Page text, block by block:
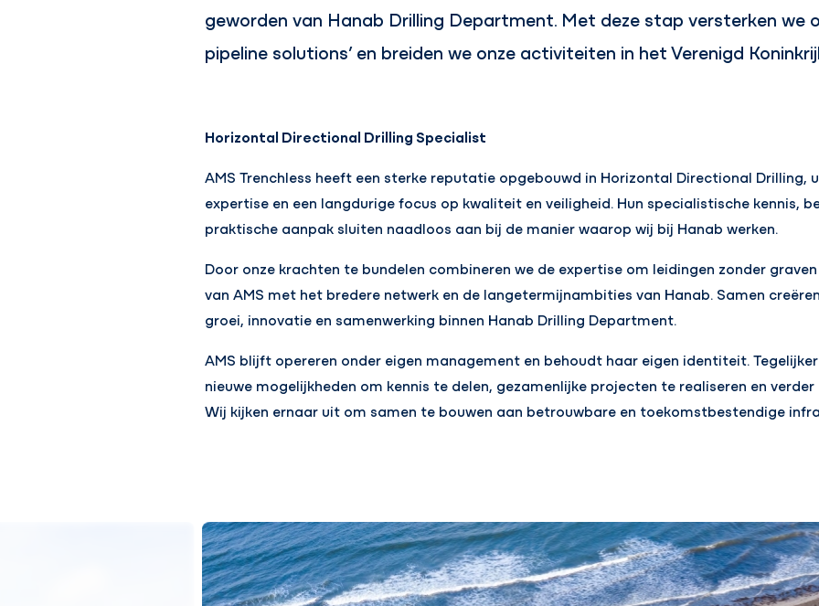
geworden van Hanab Drilling Department. Met deze stap versterken we
pipeline solutions’ en breiden we onze activiteiten in het Verenigd
Horizontal Directional Drilling Specialist
AMS Trenchless heeft een sterke reputatie opgebouwd in Horizontal Directional Drilling,
expertise en een langdurige focus op kwaliteit en veiligheid. Hun specialistische kennis,
praktische aanpak sluiten naadloos aan bij de manier waarop wij bij Hanab werken.
Door onze krachten te bundelen combineren we de expertise om leidingen zonder
van AMS met het bredere netwerk en de langetermijnambities van Hanab. Samen
groei, innovatie en samenwerking binnen Hanab Drilling Department.
AMS blijft opereren onder eigen management en behoudt haar eigen identiteit.
nieuwe mogelijkheden om kennis te delen, gezamenlijke projecten te realiseren en
Wij kijken ernaar uit om samen te bouwen aan betrouwbare en toekomstbestendige